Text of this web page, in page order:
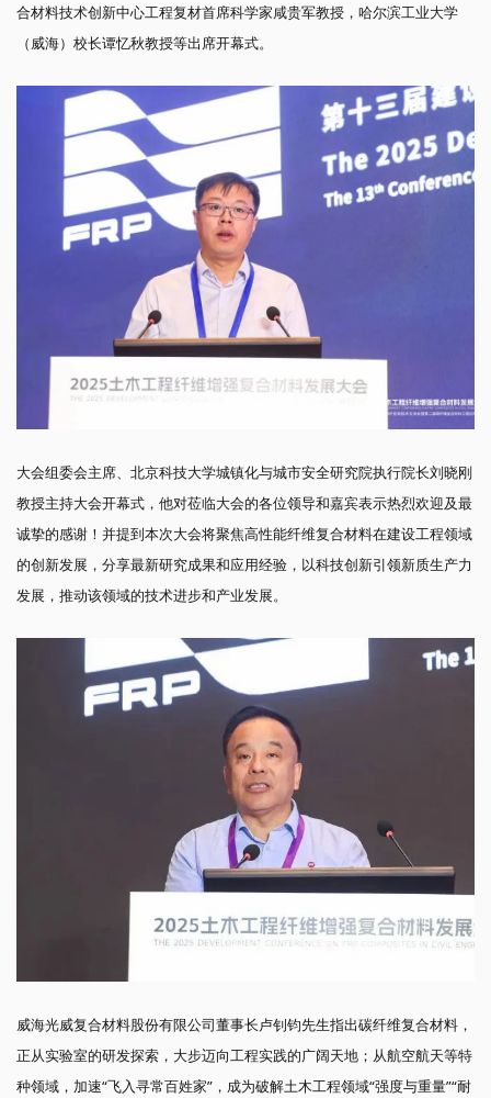
合材料技术创新中心工程复材首席科学家咸贵军教授，哈尔滨工业大学
（威海）校长谭忆秋教授等出席开幕式。
大会组委会主席、北京科技大学城镇化与城市安全研究院执行院长刘晓刚
教授主持大会开幕式，他对莅临大会的各位领导和嘉宾表示热烈欢迎及最
诚挚的感谢！并提到本次大会将聚焦高性能纤维复合材料在建设工程领域
的创新发展，分享最新研究成果和应用经验，以科技创新引领新质生产力
发展，推动该领域的技术进步和产业发展。
威海光威复合材料股份有限公司董事长卢钊钧先生指出碳纤维复合材料，
正从实验室的研发探索，大步迈向工程实践的广阔天地；从航空航天等特
种领域，加速“飞入寻常百姓家”，成为破解土木工程领域“强度与重量”“耐